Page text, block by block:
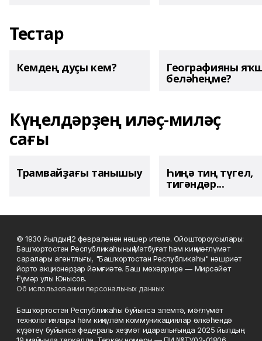
Тестар
Кемдең дуҫы кем? Географияны
беләһеңме?
Күңелдәрҙең иләҫ-миләҫ
сағы
Трамвайҙағы танышыу Һиңә тиң түгел,
тигәндәр...
© 1930 йылдың 12 февраленән нәшер ителә. Ойоштороусылары:
Башҡортостан Республикаһының Матбуғат һәм киң мәғлүмәт
саралары агентлығы, "Башҡортостан Республикаһы" нәшриәт
йорто акционерҙар йәмғиәте. Баш мөхәррире — Мирсәйет
Ғүмәр улы Юнысов.
Об использовании персональных данных
Башҡортостан Республикаһы буйынса элемтә, мәғлүмәт
технологиялары һәм киңкүләм коммуникациялар өлкәһендә
күҙәтеү буйынса федераль хеҙмәт идаралығында 2025 йылдың